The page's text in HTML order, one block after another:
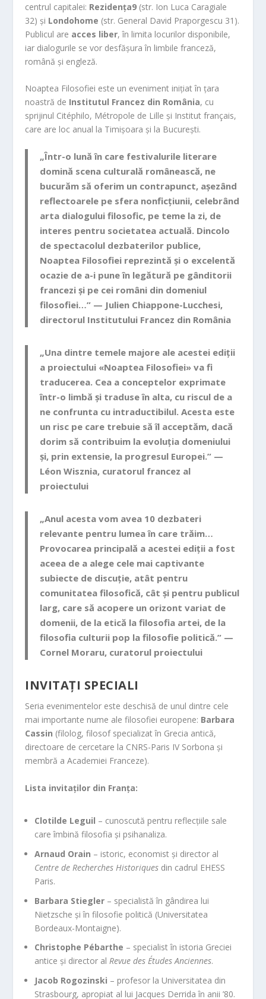
centrul capitalei: Rezidența9 (str. Ion Luca Caragiale
32) și Londohome (str. General David Praporgescu 31).
Publicul are acces liber, în limita locurilor disponibile,
iar dialogurile se vor desfășura în limbile franceză,
română și engleză.
Noaptea Filosofiei este un eveniment inițiat în țara
noastră de Institutul Francez din România, cu
sprijinul Citéphilo, Métropole de Lille și Institut français,
care are loc anual la Timișoara și la București.
„Într-o lună în care festivalurile literare
domină scena culturală românească, ne
bucurăm să oferim un contrapunct, așezând
reflectoarele pe sfera nonficțiunii, celebrând
arta dialogului filosofic, pe teme la zi, de
interes pentru societatea actuală. Dincolo
de spectacolul dezbaterilor publice,
Noaptea Filosofiei reprezintă și o excelentă
ocazie de a-i pune în legătură pe gânditorii
francezi și pe cei români din domeniul
filosofiei…” — Julien Chiappone-Lucchesi,
directorul Institutului Francez din România
„Una dintre temele majore ale acestei ediții
a proiectului «Noaptea Filosofiei» va fi
traducerea. Cea a conceptelor exprimate
într-o limbă și traduse în alta, cu riscul de a
ne confrunta cu intraductibilul. Acesta este
un risc pe care trebuie să îl acceptăm, dacă
dorim să contribuim la evoluția domeniului
și, prin extensie, la progresul Europei.” —
Léon Wisznia, curatorul francez al
proiectului
„Anul acesta vom avea 10 dezbateri
relevante pentru lumea în care trăim…
Provocarea principală a acestei ediții a fost
aceea de a alege cele mai captivante
subiecte de discuție, atât pentru
comunitatea filosofică, cât și pentru publicul
larg, care să acopere un orizont variat de
domenii, de la etică la filosofia artei, de la
filosofia culturii pop la filosofie politică.” —
Cornel Moraru, curatorul proiectului
INVITAȚI SPECIALI
Seria evenimentelor este deschisă de unul dintre cele
mai importante nume ale filosofiei europene: Barbara
Cassin (filolog, filosof specializat în Grecia antică,
directoare de cercetare la CNRS-Paris IV Sorbona și
membră a Academiei Franceze).
Lista invitaților din Franța:
Clotilde Leguil – cunoscută pentru reflecțiile sale
care îmbină filosofia și psihanaliza.
Arnaud Orain – istoric, economist și director al
Centre de Recherches Historiques din cadrul EHESS
Paris.
Barbara Stiegler – specialistă în gândirea lui
Nietzsche și în filosofie politică (Universitatea
Bordeaux-Montaigne).
Christophe Pébarthe – specialist în istoria Greciei
antice și director alRevue des Études Anciennes.
Jacob Rogozinski – profesor la Universitatea din
Strasbourg, apropiat al lui Jacques Derrida în anii ’80.